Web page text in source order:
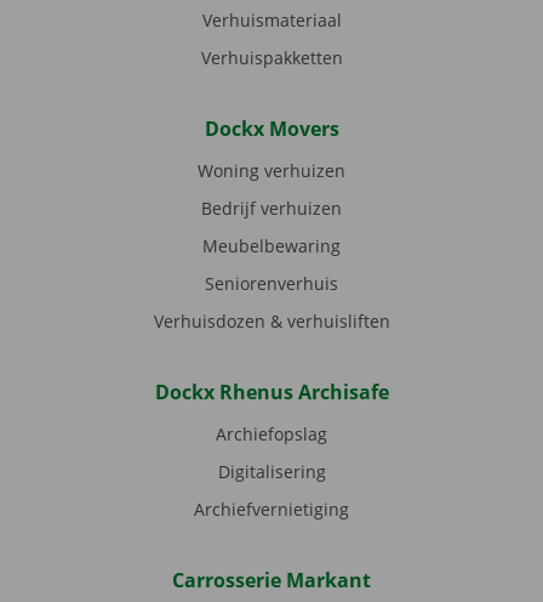
Verhuismateriaal
Verhuispakketten
Dockx Movers
Woning verhuizen
Bedrijf verhuizen
Meubelbewaring
Seniorenverhuis
Verhuisdozen & verhuisliften
Dockx Rhenus Archisafe
Archiefopslag
Digitalisering
Archiefvernietiging
Carrosserie Markant